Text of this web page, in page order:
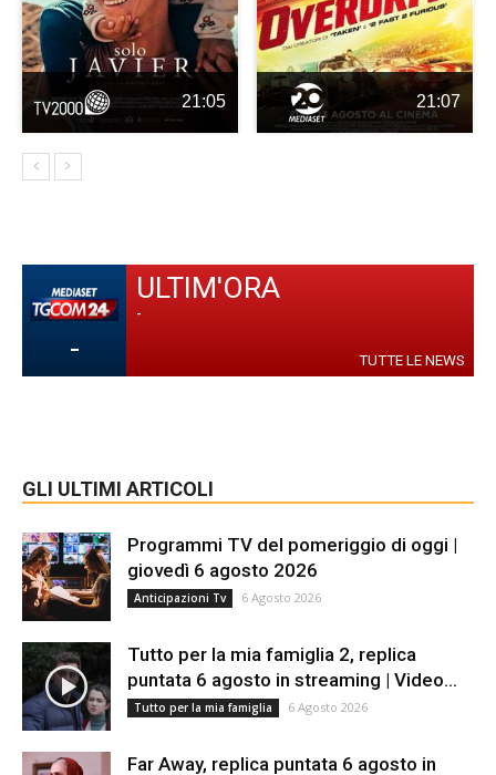
21:05 21:07
-
ULTIM'ORA
-
TUTTE LE NEWS
GLI ULTIMI ARTICOLI
Programmi TV del pomeriggio di oggi |
giovedì 6 agosto 2026
Anticipazioni Tv 6 Agosto 2026
Tutto per la mia famiglia 2, replica
puntata 6 agosto in streaming | Video...
Tutto per la mia famiglia 6 Agosto 2026
Far Away, replica puntata 6 agosto in